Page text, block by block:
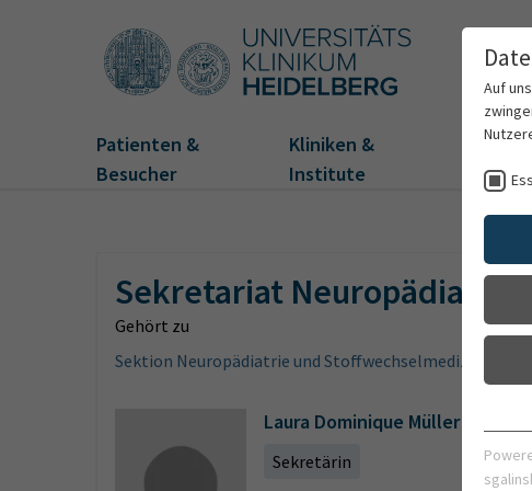
Patienten &
Besucher
Kliniken &
Institute
Sekretariat Neuropädiatrie
Gehört zu
Sektion Neuropädiatrie und Stoffwechselmedizin
Laura Dominique Müller
Sekretärin
Auf